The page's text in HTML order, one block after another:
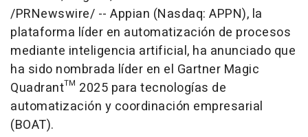
/PRNewswire/ -- Appian (Nasdaq: APPN), la
plataforma líder en automatización de procesos
mediante inteligencia artificial, ha anunciado que
ha sido nombrada líder en el Gartner Magic
Quadrant™ 2025 para tecnologías de
automatización y coordinación empresarial
(BOAT).